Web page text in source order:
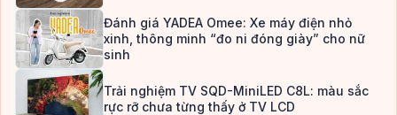
Đánh giá YADEA Omee: Xe máy điện nhỏ
xinh, thông minh “đo ni đóng giày” cho nữ
sinh
Trải nghiệm TV SQD-MiniLED C8L: màu sắc
rực rỡ chưa từng thấy ở TV LCD